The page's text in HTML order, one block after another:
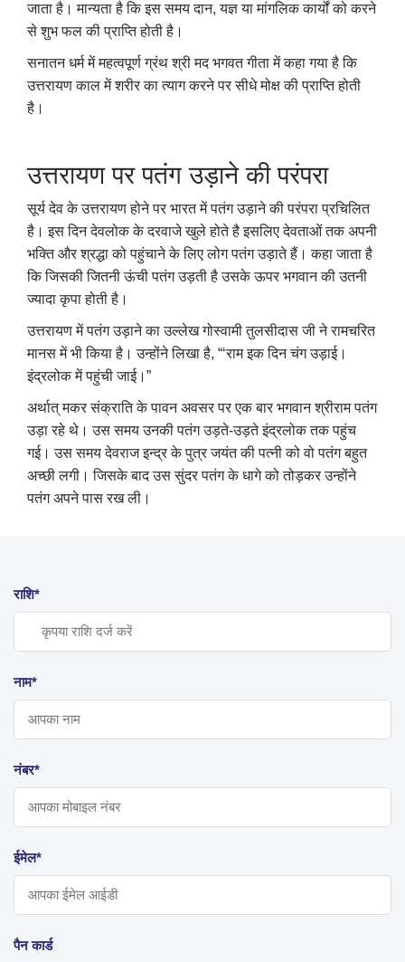
जाता है। मान्यता है कि इस समय दान,यज्ञ या मांगलिक कार्यों को करने
से शुभ फल की प्राप्ति होती है।
सनातन धर्म में महत्वपूर्ण ग्रंथ श्री मद भगवत गीता में कहा गया है कि
उत्तरायण काल में शरीर का त्याग करने पर सीधे मोक्ष की प्राप्ति होती
है।
उत्तरायण पर पतंग उड़ाने की परंपरा
सूर्य देव के उत्तरायण होने पर भारत में पतंग उड़ाने की परंपरा प्रचिलित
है। इस दिन देवलोक के दरवाजे खुले होते है इसलिए देवताओं तक अपनी
भक्ति और श्रद्धा को पहुंचाने के लिए लोग पतंग उड़ाते हैं। कहा जाता है
कि जिसकी जितनी ऊंची पतंग उड़ती है उसके ऊपर भगवान की उतनी
ज्यादा कृपा होती है।
उत्तरायण में पतंग उड़ाने का उल्लेख गोस्वामी तुलसीदास जी ने रामचरित
मानस में भी किया है। उन्होंने लिखा है, “‘राम इक दिन चंग उड़ाई।
इंद्रलोक में पहुंची जाई।”
अर्थात् मकर संक्राति के पावन अवसर पर एक बार भगवान श्रीराम पतंग
उड़ा रहे थे। उस समय उनकी पतंग उड़ते-उड़ते इंद्रलोक तक पहुंच
गई। उस समय देवराज इन्द्र के पुत्र जयंत की पत्नी को वो पतंग बहुत
अच्छी लगी। जिसके बाद उस सुंदर पतंग के धागे को तोड़कर उन्होंने
पतंग अपने पास रख ली।
राशि*
नाम*
नंबर*
ईमेल*
पैन कार्ड